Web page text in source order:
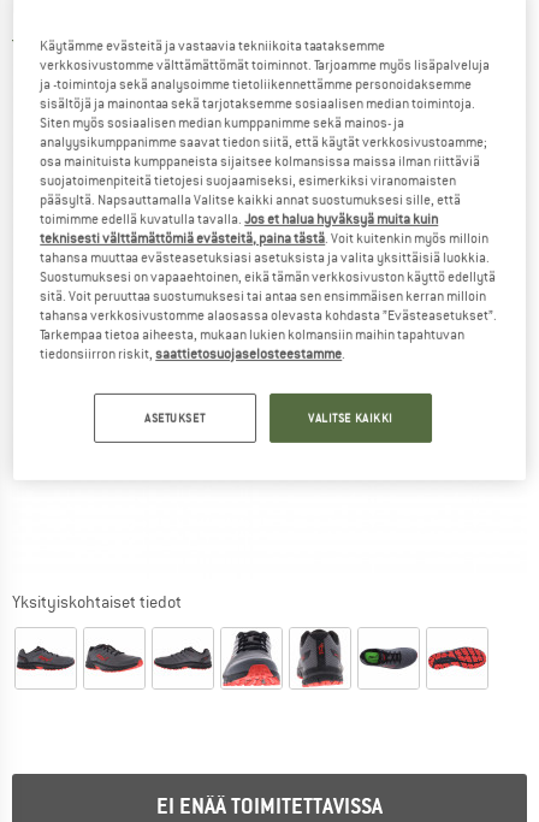
4,0(2)
Yksityiskohtaiset tiedot
EI ENÄÄ TOIMITETTAVISSA
Käytämme evästeitä ja vastaavia tekniikoita taataksemme
verkkosivustomme välttämättömät toiminnot. Tarjoamme myös lisäpalveluja
ja -toimintoja sekä analysoimme tietoliikennettämme personoidaksemme
sisältöjä ja mainontaa sekä tarjotaksemme sosiaalisen median toimintoja.
Siten myös sosiaalisen median kumppanimme sekä mainos- ja
analyysikumppanimme saavat tiedon siitä, että käytät verkkosivustoamme;
osa mainituista kumppaneista sijaitsee kolmansissa maissa ilman riittäviä
suojatoimenpiteitä tietojesi suojaamiseksi, esimerkiksi viranomaisten
pääsyltä. Napsauttamalla Valitse kaikki annat suostumuksesi sille, että
toimimme edellä kuvatulla tavalla.Jos et halua hyväksyä muita kuin
teknisesti välttämättömiä evästeitä, paina tästä . Voit kuitenkin myös milloin
tahansa muuttaa evästeasetuksiasi asetuksista ja valita yksittäisiä luokkia.
Suostumuksesi on vapaaehtoinen, eikä tämän verkkosivuston käyttö edellytä
sitä. Voit peruuttaa suostumuksesi tai antaa sen ensimmäisen kerran milloin
tahansa verkkosivustomme alaosassa olevasta kohdasta ”Evästeasetukset”.
Tarkempaa tietoa aiheesta, mukaan lukien kolmansiin maihin tapahtuvan
tiedonsiirron riskit,saattietosuojaselosteestamme
ASETUKSET VALITSE KAIKKI